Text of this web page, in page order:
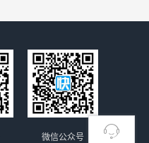
微信公众号